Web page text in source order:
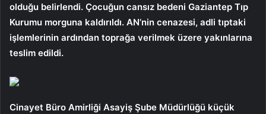
olduğu belirlendi. Çocuğun cansız bedeni Gaziantep Tıp
Kurumu morguna kaldırıldı. AN’nin cenazesi, adli tıptaki
işlemlerinin ardından toprağa verilmek üzere yakınlarına
teslim edildi.
Cinayet Büro Amirliği Asayiş Şube Müdürlüğü küçük